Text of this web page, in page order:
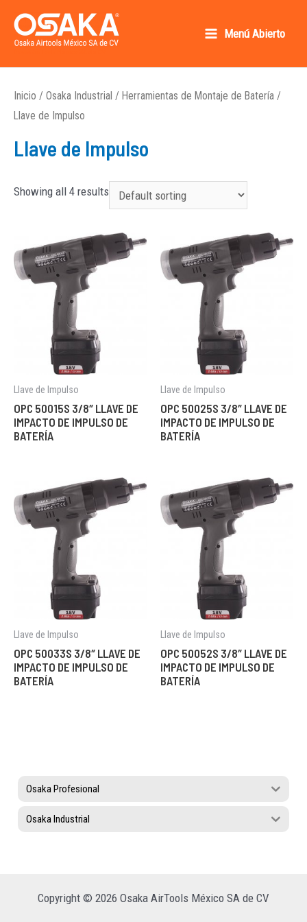
Menú Abierto
Inicio / Osaka Industrial / Herramientas de Montaje de Batería /
Llave de Impulso
Llave de Impulso
Showing all 4 results
Llave de Impulso
OPC 50015S 3/8″ LLAVE DE
IMPACTO DE IMPULSO DE
BATERÍA
Llave de Impulso
OPC 50025S 3/8″ LLAVE DE
IMPACTO DE IMPULSO DE
BATERÍA
Llave de Impulso
OPC 50033S 3/8″ LLAVE DE
IMPACTO DE IMPULSO DE
BATERÍA
Llave de Impulso
OPC 50052S 3/8″ LLAVE DE
IMPACTO DE IMPULSO DE
BATERÍA
Osaka Profesional
Osaka Industrial
Copyright © 2026 Osaka AirTools México SA de CV